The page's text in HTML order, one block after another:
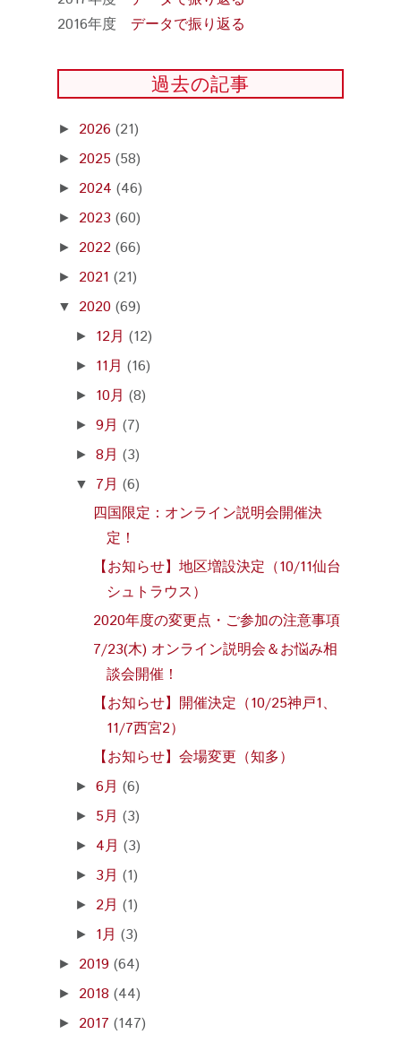
2016年度 データで振り返る
過去の記事
► 2026 (21)
► 2025 (58)
► 2024 (46)
► 2023 (60)
► 2022 (66)
► 2021 (21)
▼ 2020 (69)
► 12月(12)
► 11月(16)
► 10月(8)
►9月(7)
►8月(3)
▼ 7月(6)
四国限定：オンライン説明会開催決
定！
【お知らせ】地区増設決定（10/11仙台
シュトラウス）
2020年度の変更点・ご参加の注意事項
7/23(木) オンライン説明会＆お悩み相
談会開催！
【お知らせ】開催決定（10/25神戸1、
11/7西宮2）
【お知らせ】会場変更（知多）
►6月(6)
► 5月(3)
► 4月(3)
► 3月(1)
► 2月(1)
► 1月(3)
► 2019 (64)
► 2018 (44)
► 2017 (147)